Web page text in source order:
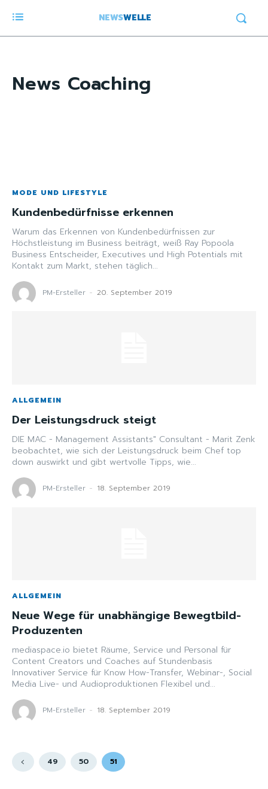
NEWSWELLE
News Coaching
MODE UND LIFESTYLE
Kundenbedürfnisse erkennen
Warum das Erkennen von Kundenbedürfnissen zur
Höchstleistung im Business beiträgt, weiß Ray Popoola
Business Entscheider, Executives und High Potentials mit
Kontakt zum Markt, stehen täglich...
PM-Ersteller - 20. September 2019
ALLGEMEIN
Der Leistungsdruck steigt
DIE MAC - Management Assistants" Consultant - Marit Zenk
beobachtet, wie sich der Leistungsdruck beim Chef top
down auswirkt und gibt wertvolle Tipps, wie...
PM-Ersteller - 18. September 2019
ALLGEMEIN
Neue Wege für unabhängige Bewegtbild-
Produzenten
mediaspace.io bietet Räume, Service und Personal für
Content Creators und Coaches auf Stundenbasis
Innovativer Service für Know How-Transfer, Webinar-, Social
Media Live- und Audioproduktionen Flexibel und...
PM-Ersteller - 18. September 2019
49 50 51